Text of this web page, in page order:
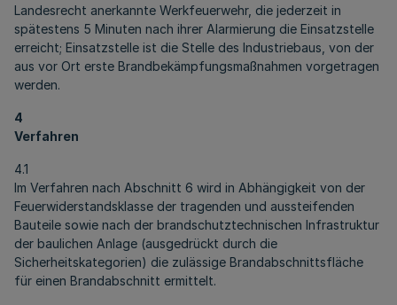
Landesrecht anerkannte Werkfeuerwehr, die jederzeit in
spätestens 5 Minuten nach ihrer Alarmierung die Einsatzstelle
erreicht; Einsatzstelle ist die Stelle des Industriebaus, von der
aus vor Ort erste Brandbekämpfungsmaßnahmen vorgetragen
werden.
4
Verfahren
4.1
Im Verfahren nach Abschnitt 6 wird in Abhängigkeit von der
Feuerwiderstandsklasse der tragenden und aussteifenden
Bauteile sowie nach der brandschutztechnischen Infrastruktur
der baulichen Anlage (ausgedrückt durch die
Sicherheitskategorien) die zulässige Brandabschnittsfläche
für einen Brandabschnitt ermittelt.